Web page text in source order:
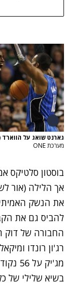
גארנט שואג על הווארד
מערכת ONE
בוסטון סלטיקס
אך הלילה (אור
את הנשק
להביס גם את
החבורה של דוק
רג'ון רונדו
בשיא שלילי של